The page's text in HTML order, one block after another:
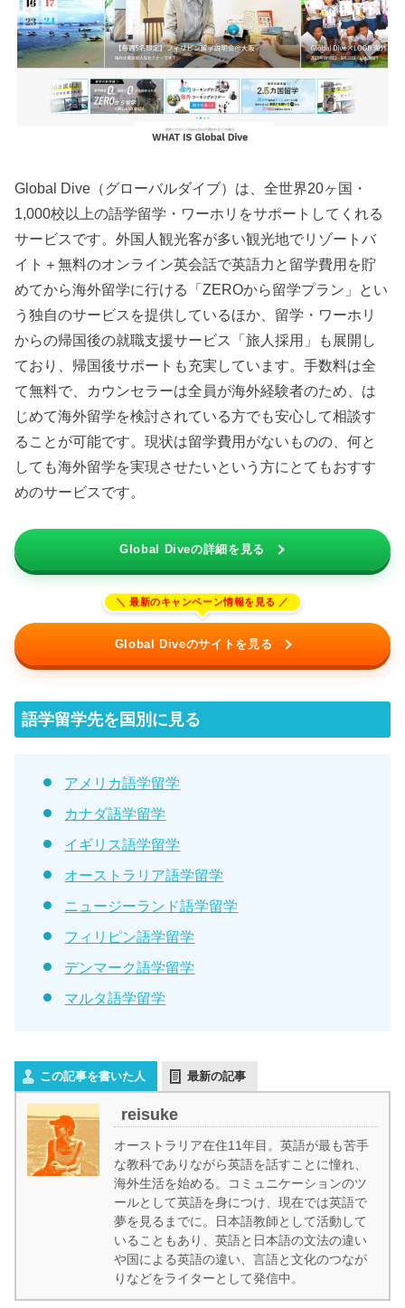
Global Dive（グローバルダイブ）は、全世界20ヶ国・
1,000校以上の語学留学・ワーホリをサポートしてくれる
サービスです。外国人観光客が多い観光地でリゾートバ
イト＋無料のオンライン英会話で英語力と留学費用を貯
めてから海外留学に行ける「ZEROから留学プラン」とい
う独自のサービスを提供しているほか、留学・ワーホリ
からの帰国後の就職支援サービス「旅人採用」も展開し
ており、帰国後サポートも充実しています。手数料は全
て無料で、カウンセラーは全員が海外経験者のため、は
じめて海外留学を検討されている方でも安心して相談す
ることが可能です。現状は留学費用がないものの、何と
しても海外留学を実現させたいという方にとてもおすす
めのサービスです。
Global Diveの詳細を見る
Global Diveのサイトを見る
語学留学先を国別に見る
アメリカ語学留学
カナダ語学留学
イギリス語学留学
オーストラリア語学留学
ニュージーランド語学留学
フィリピン語学留学
デンマーク語学留学
マルタ語学留学
この記事を書いた人 最新の記事
reisuke
オーストラリア在住11年目。英語が最も苦手
な教科でありながら英語を話すことに憧れ、
海外生活を始める。コミュニケーションのツ
ールとして英語を身につけ、現在では英語で
夢を見るまでに。日本語教師として活動して
いることもあり、英語と日本語の文法の違い
や国による英語の違い、言語と文化のつなが
りなどをライターとして発信中。